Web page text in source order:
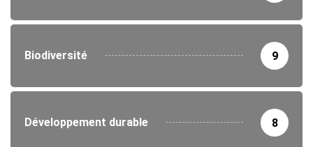
Biodiversité 9
Développement durable 8